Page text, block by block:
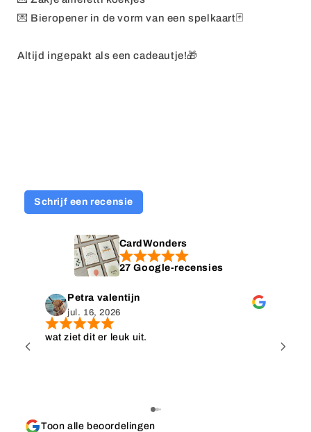
💌 Bieropener in de vorm van een spelkaart🃏
Altijd ingepakt als een cadeautje!🎁
Schrijf een recensie
CardWonders
27 Google-recensies
Petra valentijn
jul. 16, 2026
wat ziet dit er leuk uit.
Toon alle beoordelingen